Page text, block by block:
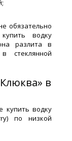
обязательно
водку
разлита в
стеклянной
в
купить водку
по низкой